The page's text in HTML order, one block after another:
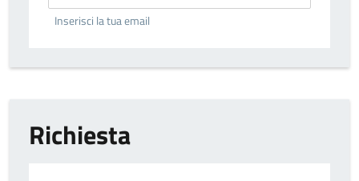
Inserisci la tua email
Richiesta